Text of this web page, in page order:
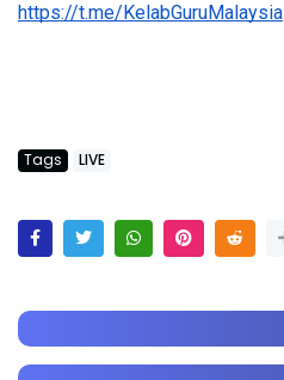
https://t.me/KelabGuruMalaysia
Tags LIVE